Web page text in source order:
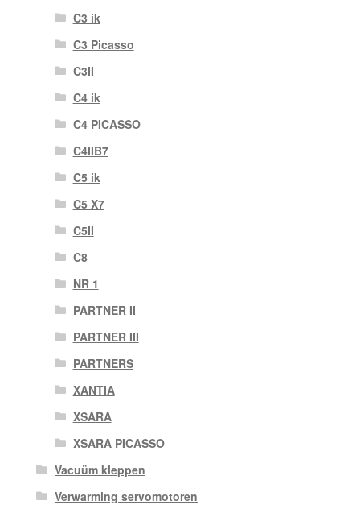
C3 ik
C3 Picasso
C3II
C4 ik
C4 PICASSO
C4IIB7
C5 ik
C5 X7
C5II
C8
NR 1
PARTNER II
PARTNER III
PARTNERS
XANTIA
XSARA
XSARA PICASSO
Vacuüm kleppen
Verwarming servomotoren